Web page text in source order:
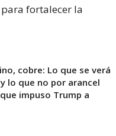
fortalecer la
cobre: Lo que se verá
lo que no por arancel
impuso Trump a